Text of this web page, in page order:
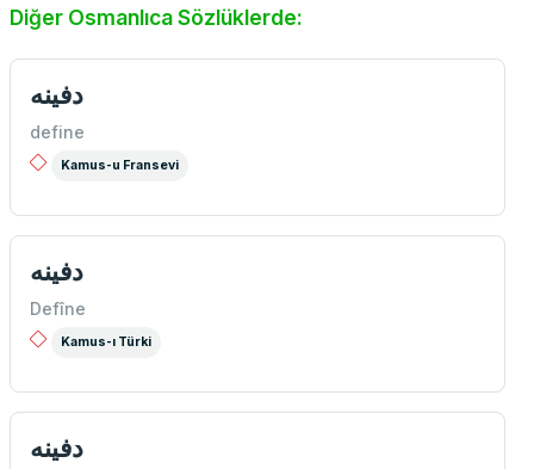
Diğer Osmanlıca Sözlüklerde:
دفینه
define
Kamus-u Fransevi
دفينه
Defîne
Kamus-ı Türki
دفينه